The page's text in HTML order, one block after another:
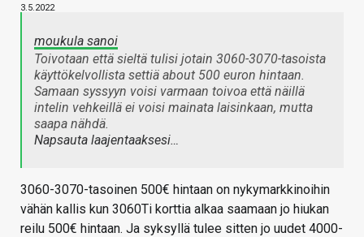
3.5.2022
moukula sanoi
Toivotaan että sieltä tulisi jotain 3060-3070-tasoista
käyttökelvollista settiä about 500 euron hintaan.
Samaan syssyyn voisi varmaan toivoa että näillä
intelin vehkeillä ei voisi mainata laisinkaan, mutta
saapa nähdä.
Napsauta laajentaaksesi…
3060-3070-tasoinen 500€ hintaan on nykymarkkinoihin
vähän kallis kun 3060Ti korttia alkaa saamaan jo hiukan
reilu 500€ hintaan. Ja syksyllä tulee sitten jo uudet 4000-